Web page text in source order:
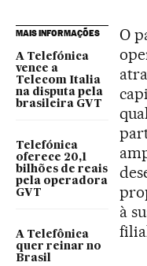
MAIS INFORMAÇÕES
A Telefónica
vence a
Telecom Italia
na disputa pela
brasileira GVT
Telefónica
oferece 20,1
bilhões de reais
pela operadora
GVT
A Telefônica
quer reinar no
Brasil
O
à